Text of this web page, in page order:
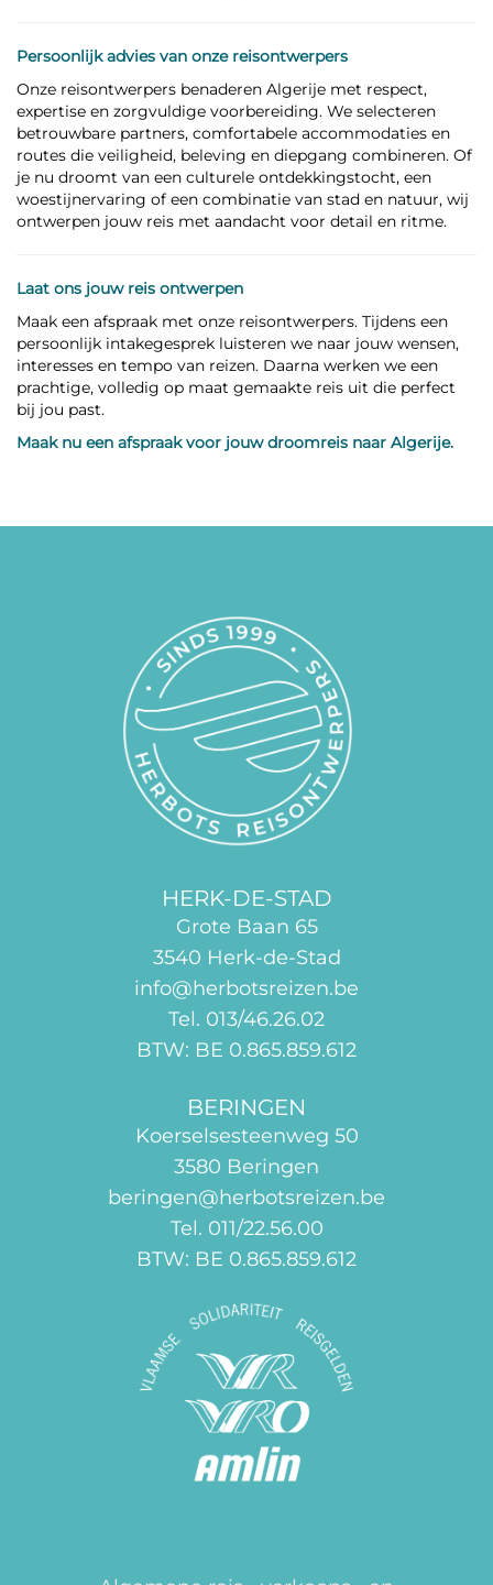
Persoonlijk advies van onze reisontwerpers
Onze reisontwerpers benaderen Algerije met respect,
expertise en zorgvuldige voorbereiding. We selecteren
betrouwbare partners, comfortabele accommodaties en
routes die veiligheid, beleving en diepgang combineren. Of
je nu droomt van een culturele ontdekkingstocht, een
woestijnervaring of een combinatie van stad en natuur, wij
ontwerpen jouw reis met aandacht voor detail en ritme.
Laat ons jouw reis ontwerpen
Maak een afspraak met onze reisontwerpers. Tijdens een
persoonlijk intakegesprek luisteren we naar jouw wensen,
interesses en tempo van reizen. Daarna werken we een
prachtige, volledig op maat gemaakte reis uit die perfect
bij jou past.
Maak nu een afspraak voor jouw droomreis naar Algerije.
HERK-DE-STAD
Grote Baan 65
3540 Herk-de-Stad
info@herbotsreizen.be
Tel. 013/46.26.02
BTW: BE 0.865.859.612
BERINGEN
Koerselsesteenweg 50
3580 Beringen
beringen@herbotsreizen.be
Tel. 011/22.56.00
BTW: BE 0.865.859.612